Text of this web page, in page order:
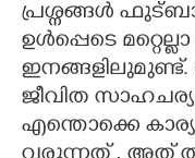
പ്രശ്നങ്ങൾ
ഉൾപ്പെടെ
ജീവിത
എന്തൊക്കെ